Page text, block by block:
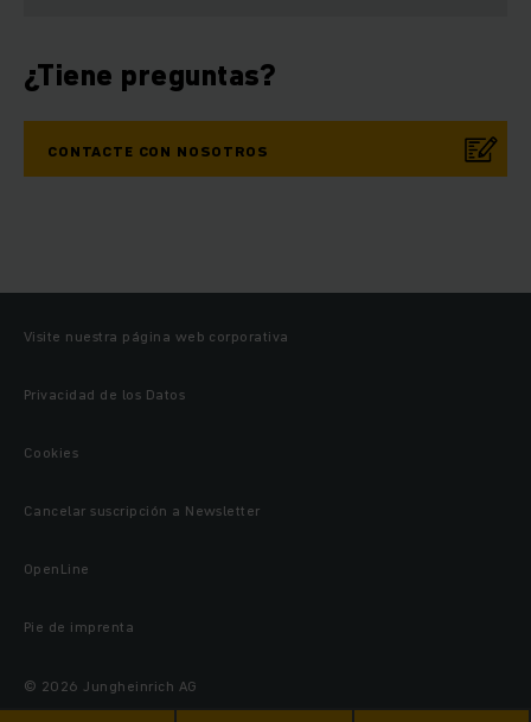
¿Tiene preguntas?
CONTACTE CON NOSOTROS
Visite nuestra página web corporativa
Privacidad de los Datos
Cookies
Cancelar suscripción a Newsletter
OpenLine
Pie de imprenta
© 2026 Jungheinrich AG